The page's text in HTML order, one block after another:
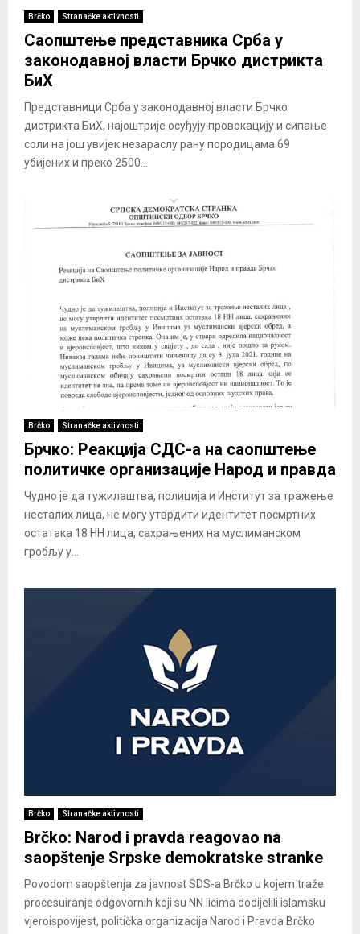
Brčko Stranačke aktivnosti
Саопштење представника Срба у
законодавној власти Брчко дистрикта
БиХ
Представници Срба у законодавној власти Брчко
дистрикта БиХ, најоштрије осуђују провокацију и сипање
соли на још увијек незараслу рану породицама 69
убијених и преко 2500...
Brčko Stranačke aktivnosti
Брчко: Реакција СДС-а на саопштење
политичке организације Народ и правда
Чудно је да тужилаштва, полиција и Институт за тражење
несталих лица, не могу утврдити идентитет посмртних
остатака 18 НН лица, сахрањених на муслиманском
гробљу у...
Brčko Stranačke aktivnosti
Brčko: Narod i pravda reagovao na
saopštenje Srpske demokratske stranke
Povodom saopštenja za javnost SDS-a Brčko u kojem traže
procesuiranje odgovornih koji su NN licima dodijelili islamsku
vjeroispovijest, politička organizacija Narod i Pravda Brčko